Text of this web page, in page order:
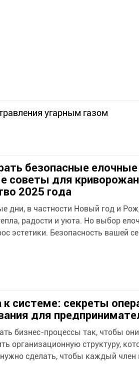
угарным газом
безопасные
советы для
2025 года
дни, в частности Новый год и
радости и уюта. Но выбор
эстетики. Безопасность вашей
к системе: секреты
для
бизнес-процессы так, чтобы
организационную структуру,
сделать, чтобы каждый